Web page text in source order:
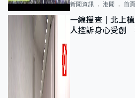
新聞資訊 港聞 首
一線搜查｜北上
人控訴身心受創